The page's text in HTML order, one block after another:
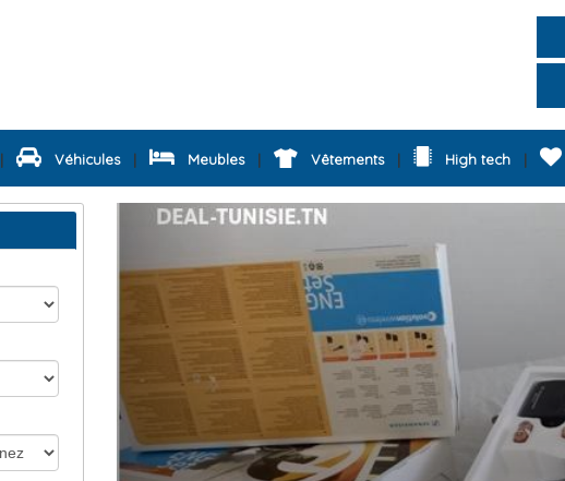
| Véhicules | Meubles | Vêtements | High tech |
Previous